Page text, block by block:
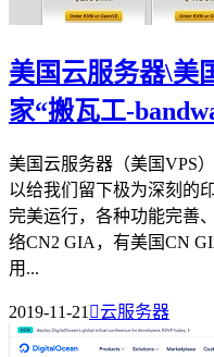
美国云服务器\美
家“搬瓦工-
美国云服务器（美国VPS
以给我们留下极为深刻的
完美运行，各种功能完善
络CN2 GIA，有美国CN
用...
2019-11-21 云服务器